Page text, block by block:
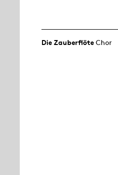
Die Zauberflöte Chor